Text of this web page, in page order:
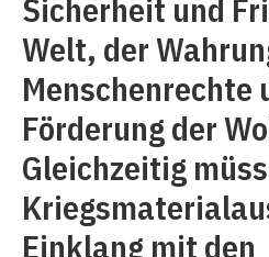
Sicherheit und
Welt, der
Menschenrechte
Förderung der
Gleichzeitig
Einklang mit den